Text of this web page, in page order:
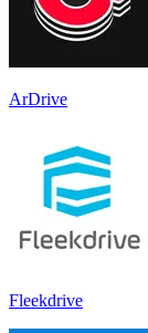
ArDrive
Fleekdrive